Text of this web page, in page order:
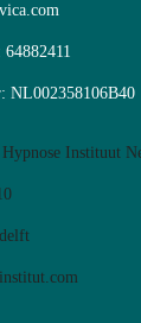
NL002358106B40
Instituut